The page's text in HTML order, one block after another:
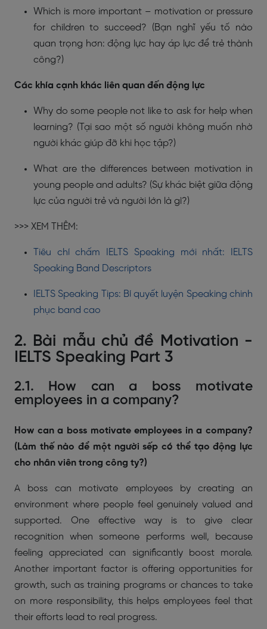
Which is more important – motivation or pressure
for children to succeed? (Bạn nghĩ yếu tố nào
quan trọng hơn: động lực hay áp lực để trẻ thành
công?)
Các khía cạnh khác liên quan đến động lực
Why do some people not like to ask for help when
learning? (Tại sao một số người không muốn nhờ
người khác giúp đỡ khi học tập?)
What are the differences between motivation in
young people and adults? (Sự khác biệt giữa động
lực của người trẻ và người lớn là gì?)
>>> XEM THÊM:
Tiêu chí chấm IELTS Speaking mới nhất: IELTS
Speaking Band Descriptors
IELTS Speaking Tips: Bí quyết luyện Speaking chinh
phục band cao
2. Bài mẫu chủ đề Motivation -
IELTS Speaking Part 3
2.1. How can a boss motivate
employees in a company?
How can a boss motivate employees in a company?
(Làm thế nào để một người sếp có thể tạo động lực
cho nhân viên trong công ty?)
A boss can motivate employees by creating an
environment where people feel genuinely valued and
supported. One effective way is to give clear
recognition when someone performs well, because
feeling appreciated can significantly boost morale.
Another important factor is offering opportunities for
growth, such as training programs or chances to take
on more responsibility, this helps employees feel that
their efforts lead to real progress.